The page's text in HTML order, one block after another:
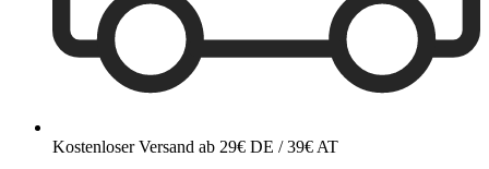
Kostenloser Versand ab 29€ DE / 39€ AT